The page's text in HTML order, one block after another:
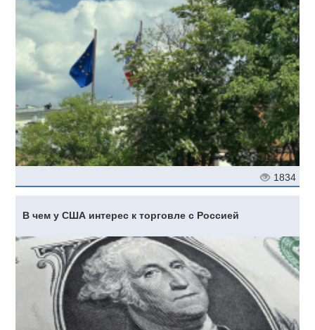
1834
В чем у США интерес к торговле с Россией